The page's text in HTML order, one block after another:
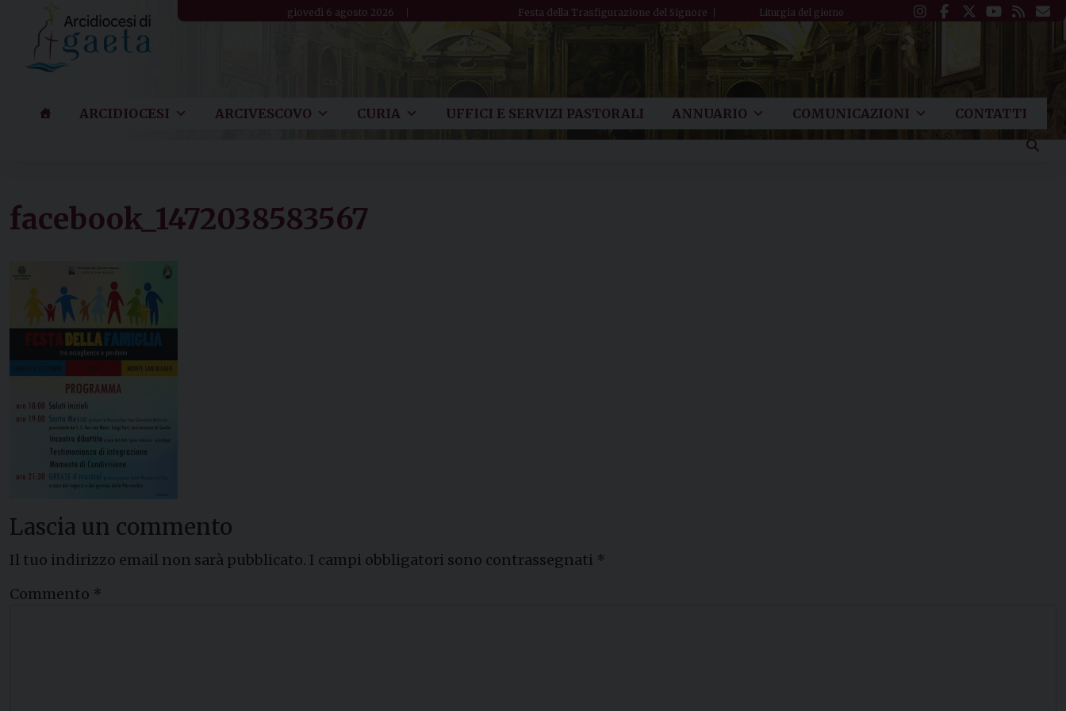
content
giovedì 6 agosto 2026 Festa della Trasfigurazione del Signore Liturgia del giorno
ARCIDIOCESI ARCIVESCOVO CURIA UFFICI E SERVIZI PASTORALI ANNUARIO COMUNICAZIONI CONTATTI
facebook_1472038583567
Lascia un commento
Il tuo indirizzo email non sarà pubblicato. I campi obbligatori sono contrassegnati *
Commento *